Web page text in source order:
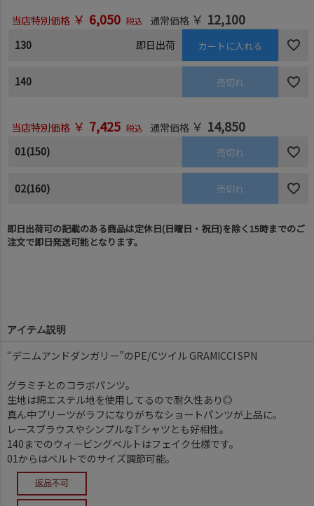
当店特別価格 ￥ 6,050 税込 通常価格 ￥ 12,100
130 即日出荷 カートに入れる
140 売切れ
当店特別価格 ￥ 7,425 税込 通常価格 ￥ 14,850
01(150) 売切れ
02(160) 売切れ
即日出荷可の記載のある商品は定休日(日曜日・祝日)を除く15時までのご
注文で即日発送可能となります。
アイテム説明
“デニムアンドダンガリー”のPE/Cツイル GRAMICCI SPN
グラミチとのコラボパンツ。
生地は綿エステル地を使用してるので耐久性あり◎
真ん中プリーツがラフになりがちなショートパンツが上品に。
レースブラウスやシンプルなTシャツとも好相性。
140までのウィービングベルトはフェイク仕様です。
01からはベルトでのサイズ調節可能。